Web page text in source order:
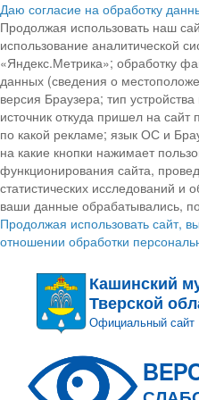
Даю согласие на обработку
Продолжая использовать наш
использование аналитической
«Яндекс.Метрика»; обработку
данных (сведения о
версия Браузера; тип
источник откуда пришел на сайт
по какой рекламе; язык ОС и
на какие кнопки нажимает
функционирования сайта,
статистических исследований и
ваши данные обрабатывались,
Продолжая использовать сайт,
отношении обработки